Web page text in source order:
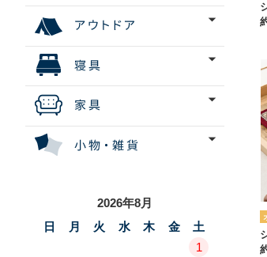
2026年8月
日
月 火 水 木 金
土
1